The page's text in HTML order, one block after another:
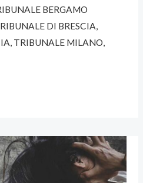
BERGAMO
DI BRESCIA,
TRIBUNALE MILANO,